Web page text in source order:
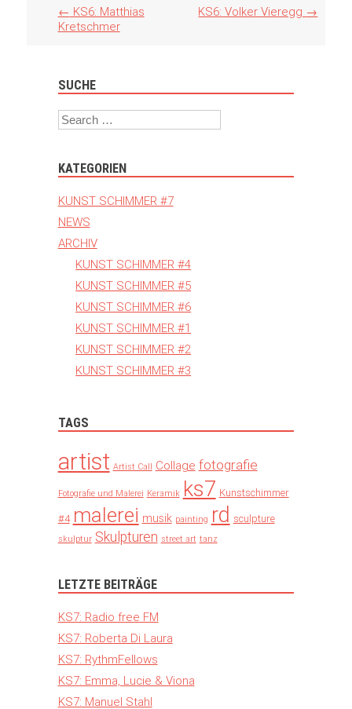
Artikel
Navigation
← KS6: Matthias
Kretschmer
KS6: Volker Vieregg →
SUCHE
Search
KATEGORIEN
KUNST SCHIMMER #7
NEWS
ARCHIV
KUNST SCHIMMER #4
KUNST SCHIMMER #5
KUNST SCHIMMER #6
KUNST SCHIMMER #1
KUNST SCHIMMER #2
KUNST SCHIMMER #3
TAGS
artist Artist Call Collage fotografie
Fotografie und Malerei Keramik ks7 Kunstschimmer
#4 malerei musik painting rd sculpture
skulptur Skulpturen street art tanz
LETZTE BEITRÄGE
KS7: Radio free FM
KS7: Roberta Di Laura
KS7: RythmFellows
KS7: Emma, Lucie & Viona
KS7: Manuel Stahl